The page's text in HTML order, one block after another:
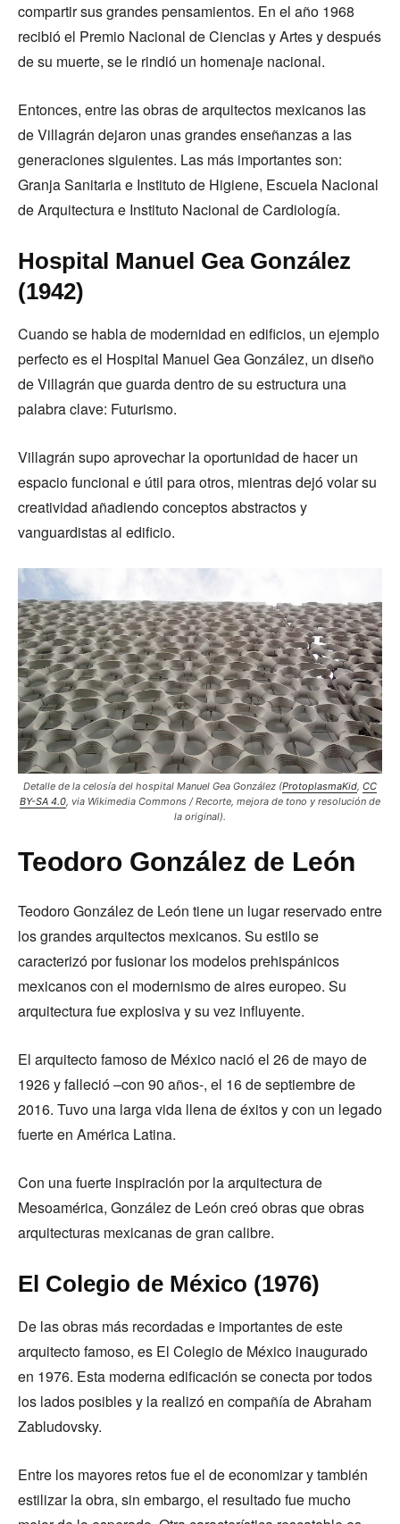
compartir sus grandes pensamientos. En el año 1968
recibió el Premio Nacional de Ciencias y Artes y después
de su muerte, se le rindió un homenaje nacional.
Entonces, entre las obras de arquitectos mexicanos las
de Villagrán dejaron unas grandes enseñanzas a las
generaciones siguientes. Las más importantes son:
Granja Sanitaria e Instituto de Higiene, Escuela Nacional
de Arquitectura e Instituto Nacional de Cardiología.
Hospital Manuel Gea González
(1942)
Cuando se habla de modernidad en edificios, un ejemplo
perfecto es el Hospital Manuel Gea González, un diseño
de Villagrán que guarda dentro de su estructura una
palabra clave: Futurismo.
Villagrán supo aprovechar la oportunidad de hacer un
espacio funcional e útil para otros, mientras dejó volar su
creatividad añadiendo conceptos abstractos y
vanguardistas al edificio.
Detalle de la celosía del hospital Manuel Gea González (ProtoplasmaKid, CC
BY-SA 4.0, via Wikimedia Commons / Recorte, mejora de tono y resolución de
la original).
Teodoro González de León
Teodoro González de León tiene un lugar reservado entre
los grandes arquitectos mexicanos. Su estilo se
caracterizó por fusionar los modelos prehispánicos
mexicanos con el modernismo de aires europeo. Su
arquitectura fue explosiva y su vez influyente.
El arquitecto famoso de México nació el 26 de mayo de
1926 y falleció –con 90 años-, el 16 de septiembre de
2016. Tuvo una larga vida llena de éxitos y con un legado
fuerte en América Latina.
Con una fuerte inspiración por la arquitectura de
Mesoamérica, González de León creó obras que obras
arquitecturas mexicanas de gran calibre.
El Colegio de México (1976)
De las obras más recordadas e importantes de este
arquitecto famoso, es El Colegio de México inaugurado
en 1976. Esta moderna edificación se conecta por todos
los lados posibles y la realizó en compañía de Abraham
Zabludovsky.
Entre los mayores retos fue el de economizar y también
estilizar la obra, sin embargo, el resultado fue mucho